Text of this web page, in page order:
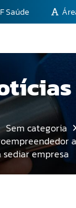
Saúde
Sem categoria
sediar empresa